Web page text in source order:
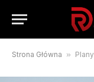
Strona Główna » Plany